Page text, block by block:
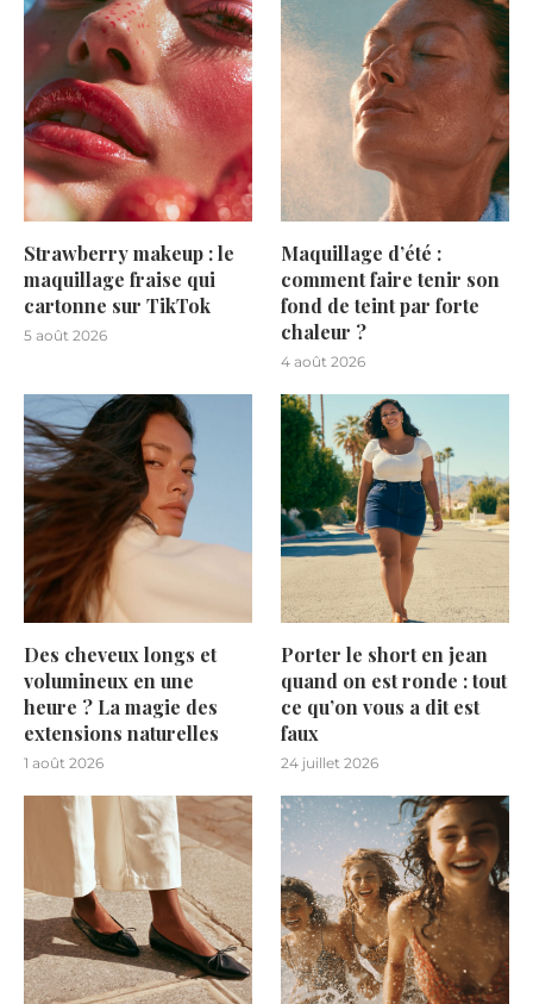
Strawberry makeup : le
maquillage fraise qui
cartonne sur TikTok
5 août 2026
Maquillage d’été :
comment faire tenir son
fond de teint par forte
chaleur ?
4 août 2026
Des cheveux longs et
volumineux en une
heure ? La magie des
extensions naturelles
1 août 2026
Porter le short en jean
quand on est ronde : tout
ce qu’on vous a dit est
faux
24 juillet 2026